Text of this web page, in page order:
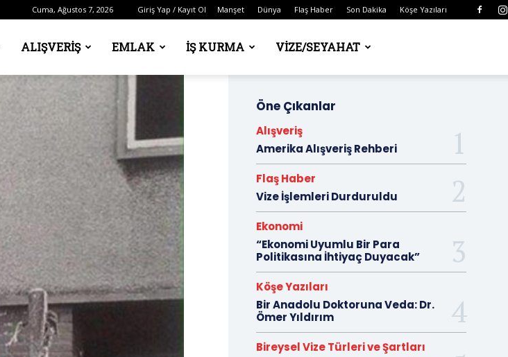
Cuma, Ağustos 7, 2026 Giriş Yap / Kayıt Ol Manşet Dünya Flaş Haber Son Dakika Köşe Yazıları
ALIŞVERIŞ EMLAK İŞ KURMA VIZE/SEYAHAT
Öne Çıkanlar
Alışveriş
Amerika Alışveriş Rehberi
Flaş Haber
Vize İşlemleri Durduruldu
Ekonomi
“Ekonomi Uyumlu Bir Para
Politikasına İhtiyaç Duyacak”
Köşe Yazıları
Bir Anadolu Doktoruna Veda: Dr.
Ömer Yıldırım
Bireysel Vize Türleri ve Şartları